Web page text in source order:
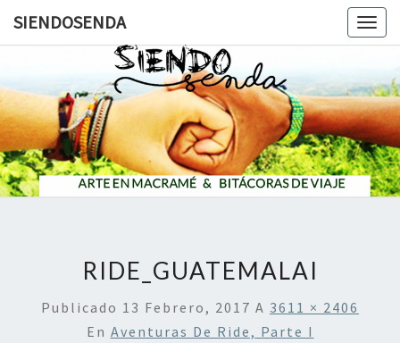
SIENDOSENDA
RIDE_GUATEMALAI
Publicado 13 Febrero, 2017 A 3611 × 2406
En Aventuras De Ride, Parte I